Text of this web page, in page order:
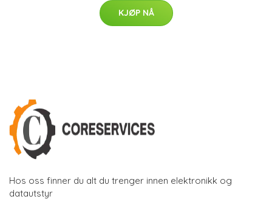
KJØP NÅ
Hos oss finner du alt du trenger innen elektronikk og
datautstyr